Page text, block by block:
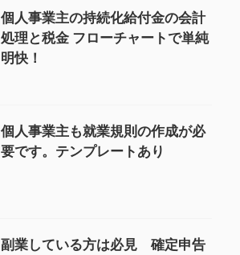
個人事業主の持続化給付金の会計
処理と税金 フローチャートで単純
明快！
個人事業主も就業規則の作成が必
要です。テンプレートあり
副業している方は必見 確定申告